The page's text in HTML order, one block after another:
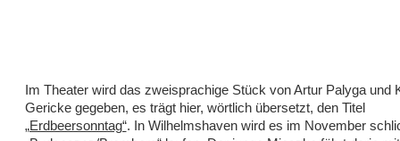
Im Theater wird das zweisprachige Stück von Artur Palyga und
Gericke gegeben, es trägt hier, wörtlich übersetzt, den Titel
„Erdbeersonntag“. In Wilhelmshaven wird es im November